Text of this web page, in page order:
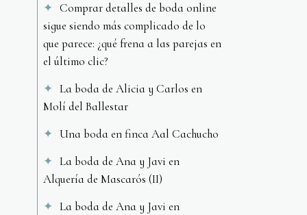
Comprar detalles de boda online
sigue siendo más complicado de lo
que parece: ¿qué frena a las parejas en
el último clic?
La boda de Alicia y Carlos en
Molí del Ballestar
Una boda en finca Aal Cachucho
La boda de Ana y Javi en
Alquería de Mascarós (II)
La boda de Ana y Javi en